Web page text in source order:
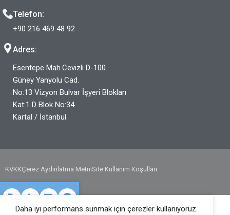
Telefon:
+90 216 469 48 92
Adres:
Esentepe Mah.Cevizli D-100
Güney Yanyolu Cad.
No:13 Vizyon Bulvar İşyeri Blokları
Kat:1 D Blok No:34
Kartal / İstanbul
KVKKÇerez Aydınlatma MetniSite Kullanım Koşulları
Daha iyi performans sunmak için çerezler kullanıyoruz.